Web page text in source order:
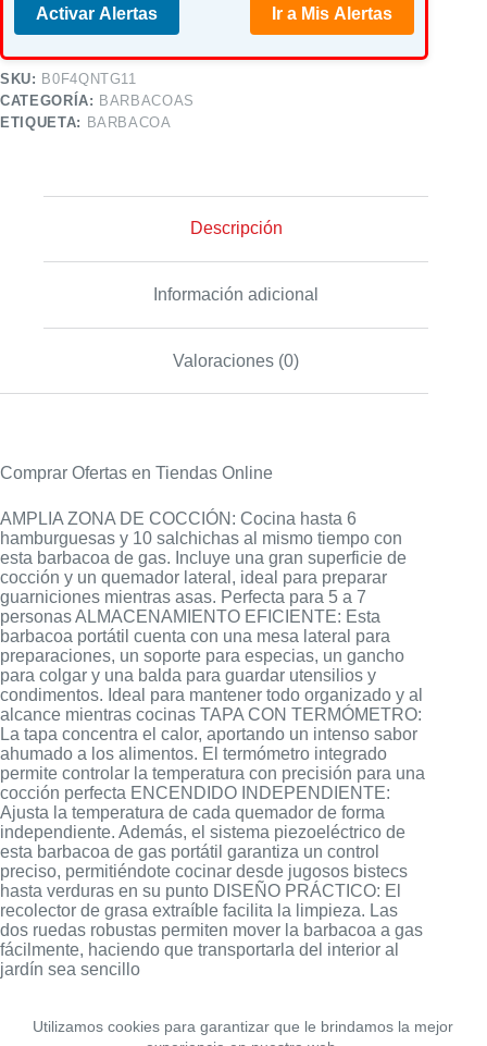
Utilizamos cookies para garantizar que le brindamos la mejor
Activar Alertas Ir a Mis Alertas
SKU: B0F4QNTG11
CATEGORÍA: BARBACOAS
ETIQUETA: BARBACOA
Descripción
Información adicional
Valoraciones (0)
Comprar Ofertas en Tiendas Online
AMPLIA ZONA DE COCCIÓN: Cocina hasta 6
hamburguesas y 10 salchichas al mismo tiempo con
esta barbacoa de gas. Incluye una gran superficie de
cocción y un quemador lateral, ideal para preparar
guarniciones mientras asas. Perfecta para 5 a 7
personas ALMACENAMIENTO EFICIENTE: Esta
barbacoa portátil cuenta con una mesa lateral para
preparaciones, un soporte para especias, un gancho
para colgar y una balda para guardar utensilios y
condimentos. Ideal para mantener todo organizado y al
alcance mientras cocinas TAPA CON TERMÓMETRO:
La tapa concentra el calor, aportando un intenso sabor
ahumado a los alimentos. El termómetro integrado
permite controlar la temperatura con precisión para una
cocción perfecta ENCENDIDO INDEPENDIENTE:
Ajusta la temperatura de cada quemador de forma
independiente. Además, el sistema piezoeléctrico de
esta barbacoa de gas portátil garantiza un control
preciso, permitiéndote cocinar desde jugosos bistecs
hasta verduras en su punto DISEÑO PRÁCTICO: El
recolector de grasa extraíble facilita la limpieza. Las
dos ruedas robustas permiten mover la barbacoa a gas
fácilmente, haciendo que transportarla del interior al
jardín sea sencillo